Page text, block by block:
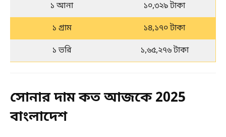
১ আনা
১০,৩২৯ টাকা
১ গ্রাম
১৪,১৭০ টাকা
১ ভরি
১,৬৫,২৭৬ টাকা
সোনার দাম কত আজকে 2025
বাংলাদেশ